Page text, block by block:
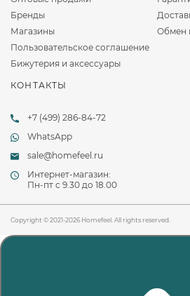
Бренды
Магазины
Пользовательское соглашение
Бижутерия и аксессуары
Обмен
КОНТАКТЫ
+7 (499) 286-84-72
WhatsApp
sale@homefeel.ru
Интернет-магазин:
Пн-пт c 9.30 до 18.00
Copyright © 2021-2026 Homefeel. All rights reserved.